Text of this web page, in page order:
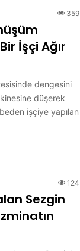
359
İşçi Ağır
dengesini
düşerek
işçiye yapılan
124
Sezgin